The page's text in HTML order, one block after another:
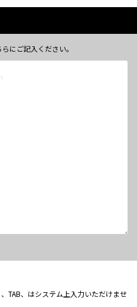
にご記入ください。
TAB、はシステム上入力いただけませ